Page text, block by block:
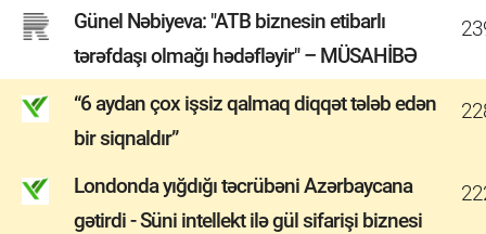
Günel Nəbiyeva: "ATB biznesin etibarlı
tərəfdaşı olmağı hədəfləyir" – MÜSAHİBƏ
“6 aydan çox işsiz qalmaq diqqət tələb edən
bir siqnaldır”
Londonda yığdığı təcrübəni Azərbaycana
gətirdi - Süni intellekt ilə gül sifarişi biznesi